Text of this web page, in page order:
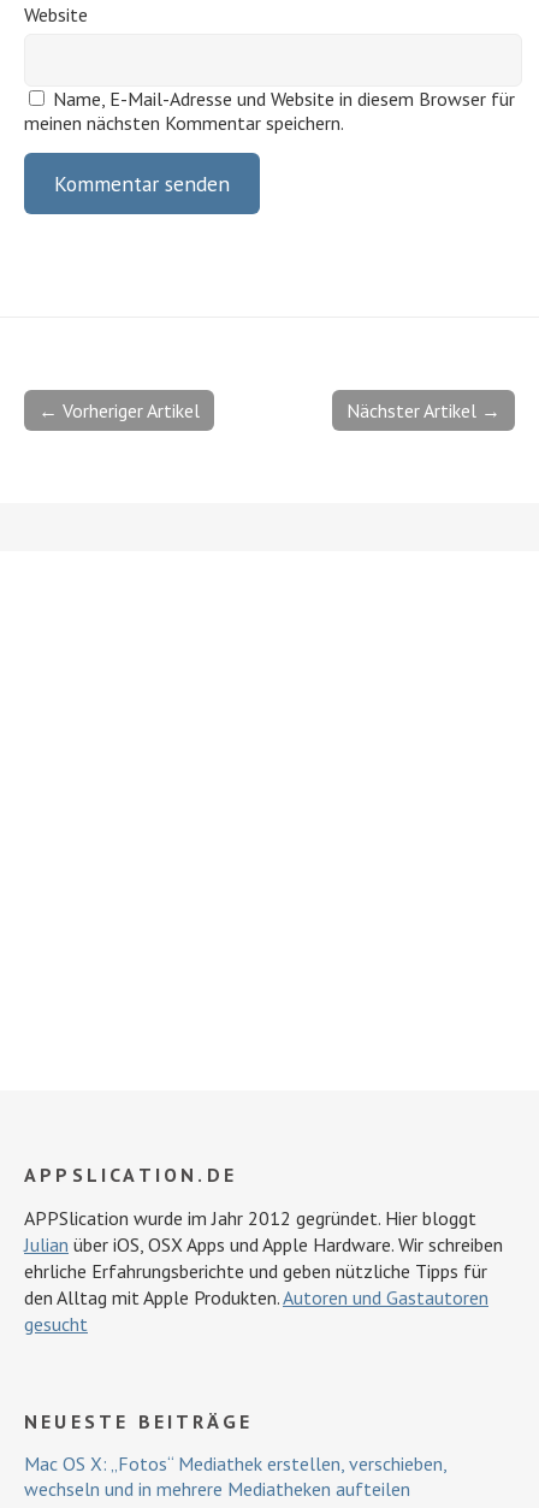
Website
Name, E-Mail-Adresse und Website in diesem Browser für
meinen nächsten Kommentar speichern.
Nächster Artikel →
← Vorheriger Artikel
APPSLICATION.DE
APPSlication wurde im Jahr 2012 gegründet. Hier bloggt
Julian über iOS, OSX Apps und Apple Hardware. Wir schreiben
ehrliche Erfahrungsberichte und geben nützliche Tipps für
den Alltag mit Apple Produkten.Autoren und Gastautoren
gesucht
NEUESTE BEITRÄGE
Mac OS X: „Fotos“ Mediathek erstellen, verschieben,
wechseln und in mehrere Mediatheken aufteilen